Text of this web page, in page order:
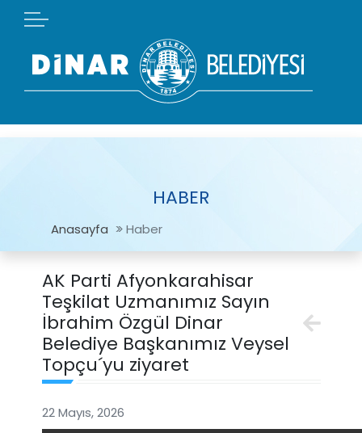
HABER
Anasayfa Haber
AK Parti Afyonkarahisar
Teşkilat Uzmanımız Sayın
İbrahim Özgül Dinar
Belediye Başkanımız Veysel
Topçu´yu ziyaret
22 Mayıs, 2026